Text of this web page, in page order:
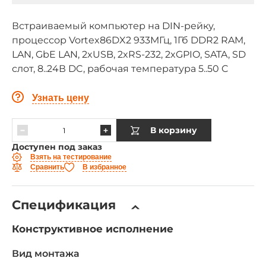
Встраиваемый компьютер на DIN-рейку,
процессор Vortex86DX2 933МГц, 1Гб DDR2 RAM,
LAN, GbE LAN, 2xUSB, 2xRS-232, 2xGPIO, SATA, SD
слот, 8..24В DC, рабочая температура 5..50 C
Узнать цену
В корзину
Доступен под заказ
Взять на тестирование
Сравнить
В избранное
Спецификация
Конструктивное исполнение
Вид монтажа